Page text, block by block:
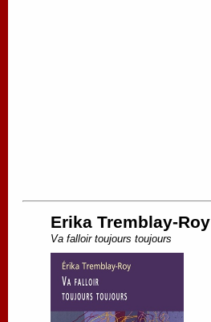
Erika Tremblay-Roy
Va falloir toujours toujours